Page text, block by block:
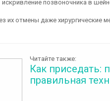
позвоночника в
их отмены даже
Читайте также:
Как
правильная